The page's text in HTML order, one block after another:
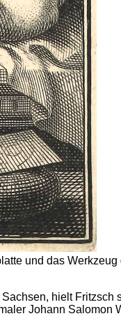
und das Werkzeug
hielt Fritzsch
Johann Salomon